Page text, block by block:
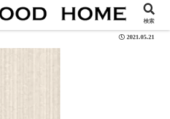
2021.05.21
検索